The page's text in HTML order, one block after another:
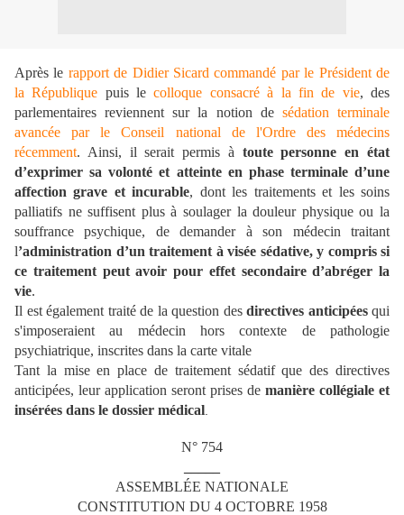
Après le rapport de Didier Sicard commandé par le Président de
la République puis lecolloque consacré à la fin de vie, des
parlementaires reviennent sur la notion de sédation terminale
avancée par le Conseil national de l'Ordre des médecins
récemment. Ainsi, il serait permis à toute personne en état
d’exprimer sa volonté et atteinte en phase terminale d’une
affection grave et incurable, dont les traitements et les soins
palliatifs ne suffisent plus à soulager la douleur physique ou la
souffrance psychique, de demander à son médecin traitant
l’administration d’un traitement à visée sédative, y compris si
ce traitement peut avoir pour effet secondaire d’abréger la
vie.
Il est également traité de la question des directives anticipéesqui
s'imposeraient au médecin hors contexte de pathologie
psychiatrique, inscrites dans la carte vitale
Tant la mise en place de traitement sédatif que des directives
anticipées, leur application seront prises de manière collégiale et
insérées dans le dossier médical
N° 754
ASSEMBLÉE NATIONALE
CONSTITUTION DU 4 OCTOBRE 1958